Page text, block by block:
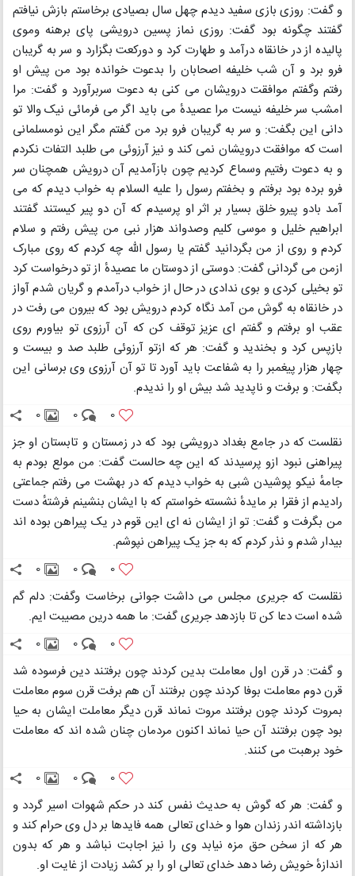
و گفت: روزی بازی سفید دیدم چهل سال بصیادی برخاستم بازش نیافتم
گفتند چگونه بود گفت: روزی نماز پسین درویشی پای برهنه وموی
پالیده از در خانقاه درآمد و طهارت کرد و دورکعت بگزارد و سر به گریبان
فرو برد و آن شب خلیفه اصحابان را بدعوت خوانده بود من پیش او
رفتم وگفتم موافقت درویشان می کنی به دعوت سربرآورد و گفت: مرا
امشب سر خلیفه نیست مرا عصیدهٔ می باید اگر می فرمائی نیک والا تو
دانی این بگفت: و سر به گریبان فرو برد من گفتم مگر این نومسلمانی
است که موافقت درویشان نمی کند و نیز آرزوئی می طلبد التفات نکردم
و به دعوت رفتیم وسماع کردیم چون بازآمدیم آن درویش همچنان سر
فرو برده بود برفتم و بخفتم رسول را علیه السلام به خواب دیدم که می
آمد بادو پیرو خلق بسیار بر اثر او پرسیدم که آن دو پیر کیستند گفتند
ابراهیم خلیل و موسی کلیم وصدواند هزار نبی من پیش رفتم و سلام
کردم و روی از من بگردانید گفتم یا رسول الله چه کردم که روی مبارک
ازمن می گردانی گفت: دوستی از دوستان ما عصیدهٔ از تو درخواست کرد
تو بخیلی کردی و بوی ندادی در حال از خواب درآمدم و گریان شدم آواز
در خانقاه به گوش من آمد نگاه کردم درویش بود که بیرون می رفت در
عقب او برفتم و گفتم ای عزیز توقف کن که آن آرزوی تو بیاورم روی
بازپس کرد و بخندید و گفت: هر که ازتو آرزوئی طلبد صد و بیست و
چهار هزار پیغمبر را به شفاعت باید آورد تا تو آن آرزوی وی برسانی این
بگفت: و برفت و ناپدید شد بیش او را ندیدم.
0
0
0
نقلست که در جامع بغداد درویشی بود که در زمستان و تابستان او جز
پیراهنی نبود ازو پرسیدند که این چه حالست گفت: من مولع بودم به
جامهٔ نیکو پوشیدن شبی به خواب دیدم که در بهشت می رفتم جماعتی
رادیدم از فقرا بر مایدهٔ نشسته خواستم که با ایشان بنشینم فرشتهٔ دست
من بگرفت و گفت: تو از ایشان نه ای این قوم در یک پیراهن بوده اند
بیدار شدم و نذر کردم که به جز یک پیراهن نپوشم.
0
0
0
نقلست که جریری مجلس می داشت جوانی برخاست وگفت: دلم گم
شده است دعا کن تا بازدهد جریری گفت: ما همه درین مصیبت ایم.
0
0
0
و گفت: در قرن اول معاملت بدین کردند چون برفتند دین فرسوده شد
قرن دوم معاملت بوفا کردند چون برفتند آن هم برفت قرن سوم معاملت
بمروت کردند چون برفتند مروت نماند قرن دیگر معاملت ایشان به حیا
بود چون برفتند آن حیا نماند اکنون مردمان چنان شده اند که معاملت
خود برهبت می کنند.
0
0
0
و گفت: هر که گوش به حدیث نفس کند در حکم شهوات اسیر گردد و
بازداشته اندر زندان هوا و خدای تعالی همه فایدها بر دل وی حرام کند و
هر که از سخن حق مزه نیابد وی را نیز اجابت نباشد و هر که بدون
اندازهٔ خویش رضا دهد خدای تعالی او را بر کشد زیادت از غایت او.